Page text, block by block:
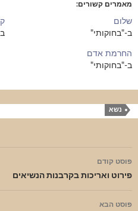
מאמרים קשורים
שלום
ב-"בחוקותי"
החרמת אדם
ב-"בחוקותי"
נשא
ניווט
בפוסטים
פוסט קודם
פירוט ואריכות בקרבנות הנשיאים
פוסט הבא